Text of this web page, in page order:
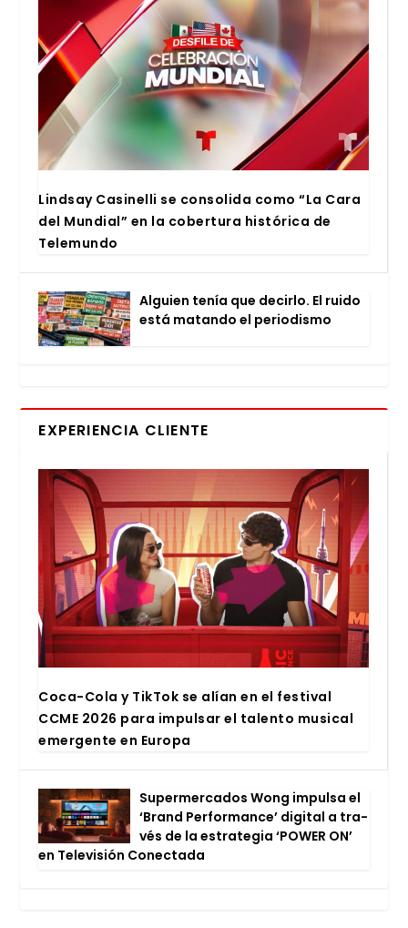
Lind­say Casi­ne­lli se con­so­li­da como “La Cara
del Mun­dial” en la cober­tu­ra his­tó­ri­ca de
Tele­mun­do
Alguien tenía que decir­lo. El rui­do
está matan­do el perio­dis­mo
EXPERIENCIA CLIENTE
Coca-Cola y Tik­Tok se alían en el fes­ti­val
CCME 2026 para impul­sar el talen­to musi­cal
emer­gen­te en Euro­pa
Super­mer­ca­dos Wong impul­sa el
‘Brand Per­for­man­ce’ digi­tal a tra­
vés de la estra­te­gia ‘POWER ON’
en Tele­vi­sión Conec­ta­da